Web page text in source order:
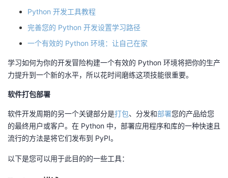
Python 开发工具教程
完善您的 Python 开发设置学习路径
一个有效的 Python 环境：让自己在家
学习如何为你的开发冒险构建一个有效的 Python 环境将把你的生产
力提升到一个新的水平，所以花时间磨练这项技能很重要。
软件打包部署
软件开发周期的另一个关键部分是打包、分发和部署您的产品给您
的最终用户或客户。在 Python 中，部署应用程序和库的一种快速且
流行的方法是将它们发布到 PyPI。
以下是您可以用于此目的的一些工具：